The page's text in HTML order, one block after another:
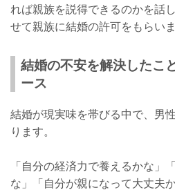
れば親族を説得できるのかを話
せて親族に結婚の許可をもらいま
結婚の不安を解決したこ
ース
結婚が現実味を帯びる中で、男
ります。
「自分の経済力で養えるかな」
な」「自分が親になって大丈夫